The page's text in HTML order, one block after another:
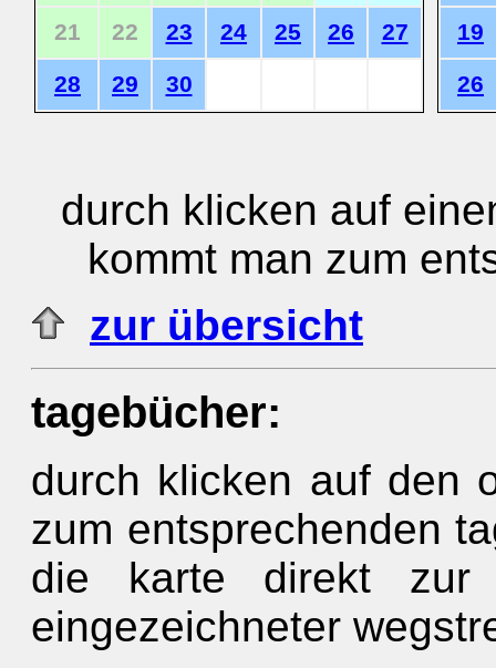
21
22 23 24 25 26
27
28
29 30
19
26
durch klicken auf
kommt man zum
zur übersicht
tagebücher:
durch klicken auf den
zum entsprechenden
die karte direkt zur
eingezeichneter